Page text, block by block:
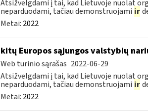
Atsižvelgdami į tai, kad Lietuvoje nuolat
neparduodami, tačiau demonstruojami ir
Metai: 2022
kitų Europos sąjungos valstybių
Web turinio sąrašas 2022-06-29
Atsižvelgdami į tai, kad Lietuvoje nuolat
neparduodami, tačiau demonstruojami ir
Metai: 2022